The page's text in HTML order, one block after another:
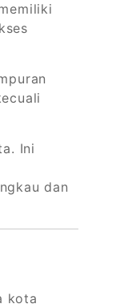
Ini
dan
kota